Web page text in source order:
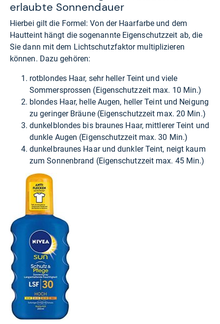
erlaubte Sonnendauer
Hierbei gilt die Formel: Von der Haarfarbe und dem
Hautteint hängt die sogenannte Eigenschutzzeit ab, die
Sie dann mit dem Lichtschutzfaktor multiplizieren
können. Dazu gehören:
rotblondes Haar, sehr heller Teint und viele
Sommersprossen (Eigenschutzzeit max. 10 Min.)
blondes Haar, helle Augen, heller Teint und Neigung
zu geringer Bräune (Eigenschutzzeit max. 20 Min.)
dunkelblondes bis braunes Haar, mittlerer Teint und
dunkle Augen (Eigenschutzzeit max. 30 Min.)
dunkelbraunes Haar und dunkler Teint, neigt kaum
zum Sonnenbrand (Eigenschutzzeit max. 45 Min.)